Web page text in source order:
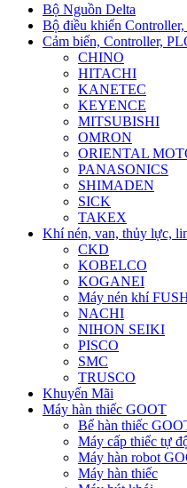
Bộ Nguồn Delta
Bộ điều khiển
Cảm biến, Controller,
CHINO
HITACHI
KANETEC
KEYENCE
MITSUBISHI
OMRON
ORIENTAL
PANASONICS
SHIMADEN
SICK
TAKEX
Khí nén, van, thủy lực,
CKD
KOBELCO
KOGANEI
Máy nén khí
NACHI
NIHON SEIKI
PISCO
SMC
TRUSCO
Khuyến Mãi
Máy hàn thiếc GOOT
Bể hàn thiếc
Máy cấp thiếc tự
Máy hàn robot
Máy hàn thiếc